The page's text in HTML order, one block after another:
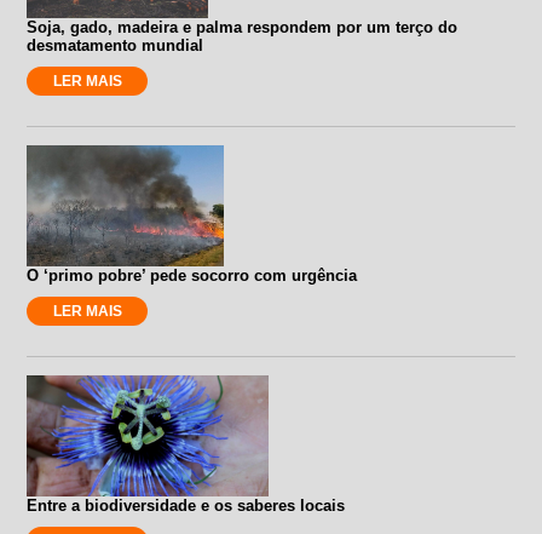
Soja, gado, madeira e palma respondem por um terço do
desmatamento mundial
LER MAIS
O ‘primo pobre’ pede socorro com urgência
LER MAIS
Entre a biodiversidade e os saberes locais